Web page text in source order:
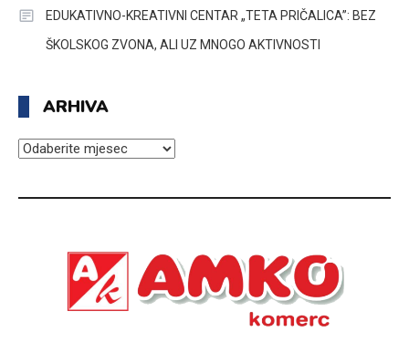
EDUKATIVNO-KREATIVNI CENTAR „TETA PRIČALICA”: BEZ
ŠKOLSKOG ZVONA, ALI UZ MNOGO AKTIVNOSTI
ARHIVA
ARHIVA